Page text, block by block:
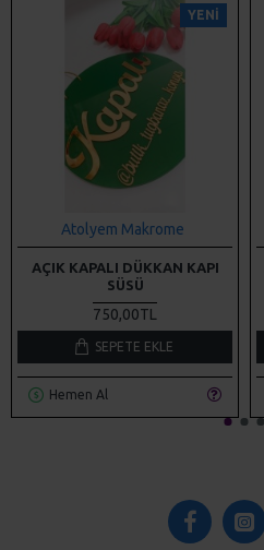
YENI
Atolyem Makrome
AÇIK KAPALI DÜKKAN KAPI
SÜSÜ
750,00TL
SEPETE EKLE
Hemen Al